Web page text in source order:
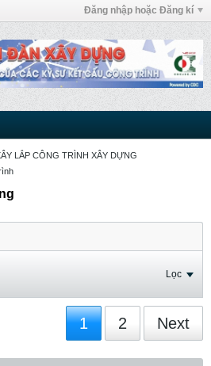
Đăng nhập hoặc Đăng kí
LẮP CÔNG TRÌNH XÂY DỰNG
Lọc
1 2 Next